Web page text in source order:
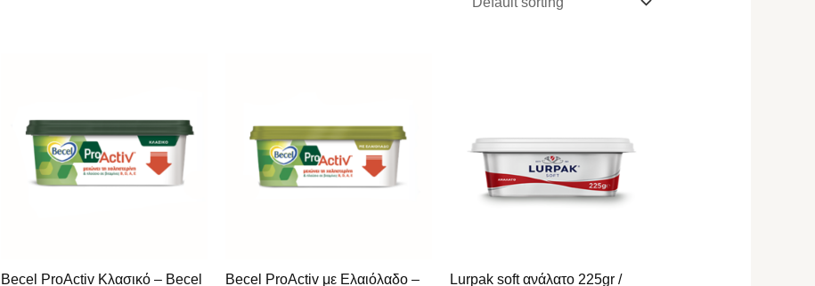
Becel ProActiv Κλασικό – Becel
Becel ProActiv με Ελαιόλαδο –
Lurpak soft ανάλατο 225gr /